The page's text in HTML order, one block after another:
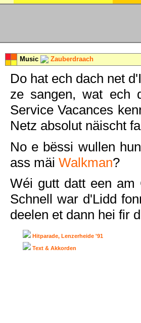
Music Zauberdraach
Do hat ech dach net
ze sangen, wat ech
Service Vacances
Netz absolut näischt
No e bëssi wullen
ass mäi Walkman?
Wéi gutt datt een am
Schnell war d'Lidd
deelen et dann hei fir
Hitparade, Lenzerheide '91
Text & Akkorden